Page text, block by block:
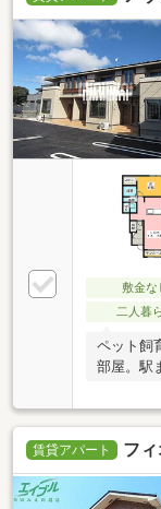
敷金な
二人暮
ペット飼
部屋。駅
賃貸アパート フ